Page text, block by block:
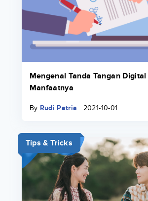
Mengenal Tanda Tangan
Manfaatnya
By Rudi Patria 2021-10-01
Tips & Tricks